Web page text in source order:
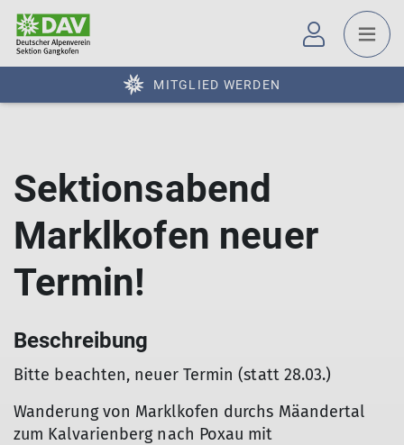
MITGLIED WERDEN
Sektionsabend
Marklkofen neuer
Termin!
Beschreibung
Bitte beachten, neuer Termin (statt 28.03.)
Wanderung von Marklkofen durchs Mäandertal
zum Kalvarienberg nach Poxau mit